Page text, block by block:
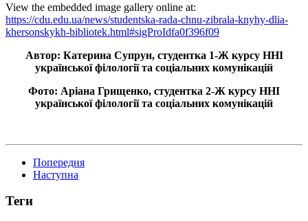
View the embedded image gallery online at:
https://cdu.edu.ua/news/studentska-rada-chnu-zibrala-knyhy-dlia-
khersonskykh-bibliotek.html#sigProIdfa0f396f09
Автор: Катерина Супрун, студентка 1-Ж курсу ННІ
української філології та соціальних комунікацій
Фото: Аріана Грищенко, студентка 2-Ж курсу ННІ
української філології та соціальних комунікацій
Попередня
Наступна
Теги